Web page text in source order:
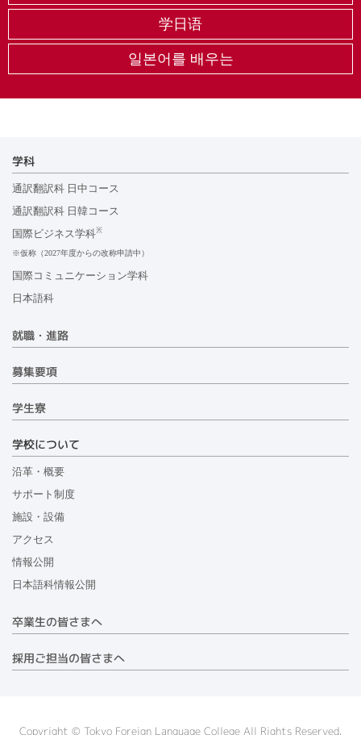
学日语
일본어를 배우는
学科
通訳翻訳科 日中コース
通訳翻訳科 日韓コース
国際ビジネス学科※
※仮称（2027年度からの改称申請中）
国際コミュニケーション学科
日本語科
就職・進路
募集要項
学生寮
学校について
沿革・概要
サポート制度
施設・設備
アクセス
情報公開
日本語科情報公開
卒業生の皆さまへ
採用ご担当の皆さまへ
Copyright © Tokyo Foreign Language College All Rights Reserved.